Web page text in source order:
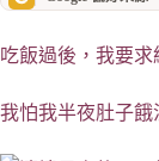
吃飯過後，我要
我怕我半夜肚子